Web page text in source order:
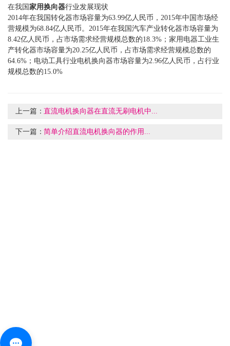
在我国 家用换向器行业发展现状
2014年在我国转化器市场容量为63.99亿人民币，2015年中国市场经
营规模为68.84亿人民币。2015年在我国汽车产业转化器市场容量为
8.42亿人民币，占市场需求经营规模总数的18.3%；家用电器工业生
产转化器市场容量为20.25亿人民币，占市场需求经营规模总数的
64.6%；电动工具行业电机换向器市场容量为2.96亿人民币，占行业
规模总数的15.0%
上一篇：直流电机换向器在直流无刷电机中...
下一篇：简单介绍直流电机换向器的作用...